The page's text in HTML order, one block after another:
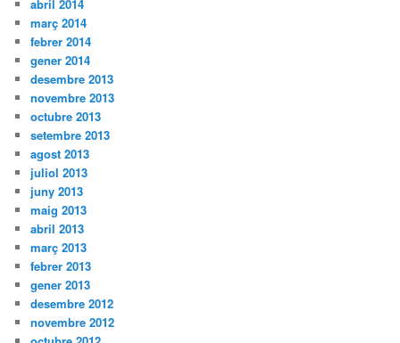
abril 2014
març 2014
febrer 2014
gener 2014
desembre 2013
novembre 2013
octubre 2013
setembre 2013
agost 2013
juliol 2013
juny 2013
maig 2013
abril 2013
març 2013
febrer 2013
gener 2013
desembre 2012
novembre 2012